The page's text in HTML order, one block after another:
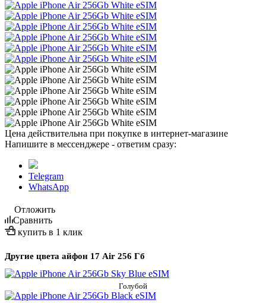
Цена действительна при покупке в интернет-магазине
Напишите в мессенджере - ответим сразу:
Telegram
WhatsApp
Отложить
Сравнить
купить в 1 клик
Другие цвета айфон 17 Air 256 Гб
Голубой